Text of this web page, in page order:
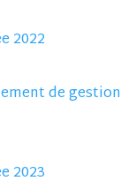
2022
de gestion
2023